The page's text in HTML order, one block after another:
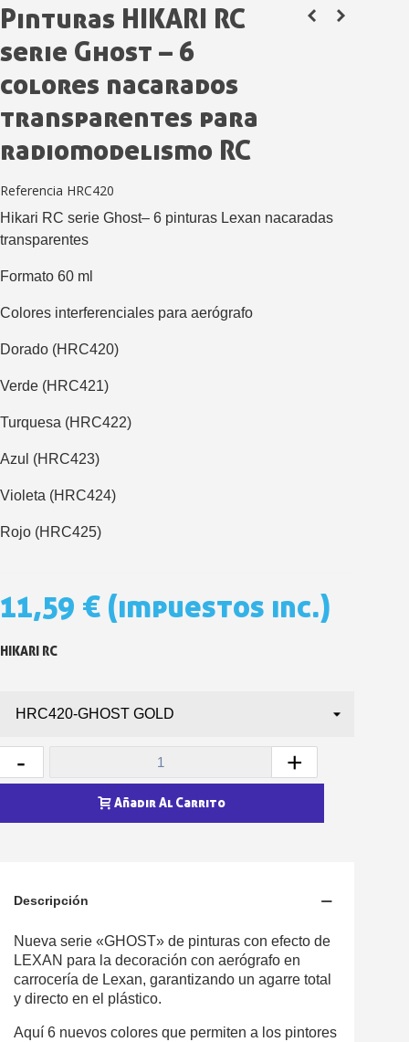
Comparte tus
Paga en 4 plazos sin
Pinturas HIKARI RC
serie Ghost – 6
colores nacarados
transparentes para
radiomodelismo RC
Referencia HRC420
Hikari RC serie Ghost– 6 pinturas Lexan nacaradas
transparentes
Formato 60 ml
Colores interferenciales para aerógrafo
Dorado (HRC420)
Verde (HRC421)
Turquesa (HRC422)
Azul (HRC423)
Violeta (HRC424)
Rojo (HRC425)
11,59 € (impuestos inc.)
HIKARI RC
- +
Añadir Al Carrito
Descripción
Nueva serie «GHOST» de pinturas con efecto de
LEXAN para la decoración con aerógrafo en
carrocería de Lexan, garantizando un agarre total
y directo en el plástico.
Aquí 6 nuevos colores que permiten a los pintores